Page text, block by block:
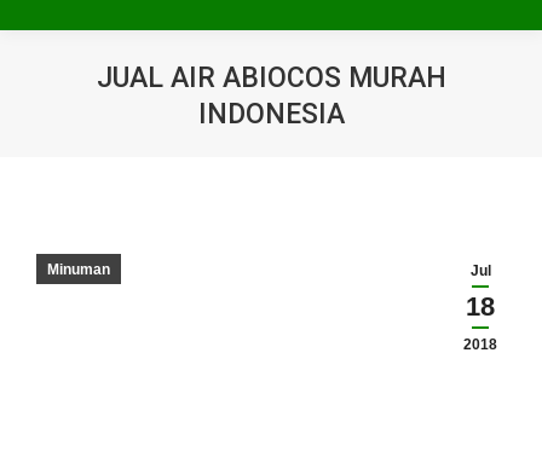
JUAL AIR ABIOCOS MURAH
INDONESIA
Jul
18
2018
Minuman